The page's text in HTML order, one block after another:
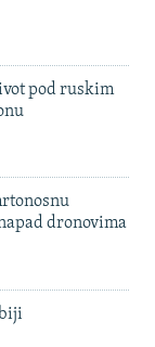
pod ruskim
dronovima